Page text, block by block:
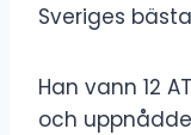
Sveriges
Han vann 12
och